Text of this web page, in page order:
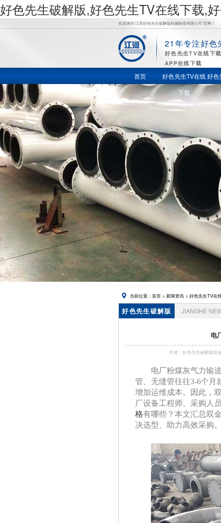
好色先生破解版,好色先生TV在线下载,
欢迎来到 江苏好色先生破解版机械制造有限公司 官网！
色先生TV
在线下载,
好色先生
苹果下载,
好色先生
视频APP
在线下载,
锅炉风帽
21年专注好色
好色先生TV在线下
APP在线下载
首页
好色先生TV在线
下载
好色
当前位置： 首页> 新闻资讯> 好色先生TV在
好色先生破解版
JIANGHE
电
作者：好色先生破解版
电厂粉煤灰气力输送
管、无缝管往往3-6个月
增加运维成本。因此
厂设备工程师、采购
格有哪些？本文汇总双
决选型、助力高效采购